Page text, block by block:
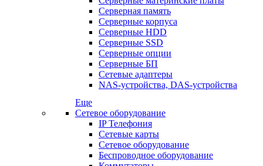
Серверная память
Серверные корпуса
Серверные HDD
Серверные SSD
Серверные опции
Серверные БП
Сетевые адаптеры
NAS-устройства, DAS-устройства
Еще
Сетевое оборудование
IP Телефония
Сетевые карты
Сетевое оборудование
Беспроводное оборудование